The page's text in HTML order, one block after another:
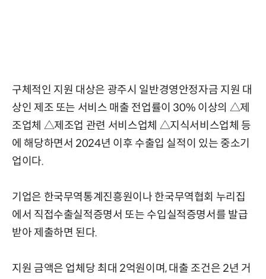
구체적인 지원 대상은 광주시 일반경영안정자금 지원 대
상인 제조 또는 서비스 매출 전업률이 30% 이상의 △제
조업체 △제조업 관련 서비스업체 △지식서비스업체 등
에 해당하면서 2024년 이후 수출입 실적이 있는 중소기
업이다.
기업은 한국무역통계진흥원이나 한국무역협회 누리집
에서 직접수출실적증명서 또는 수입실적증명서를 발급
받아 제출하면 된다.
지원 금액은 업체당 최대 2억원이며, 대출 조건은 2년 거